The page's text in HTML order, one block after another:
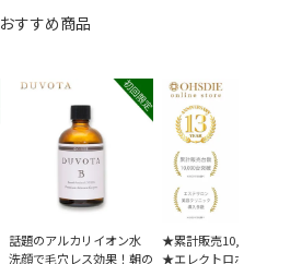
おすすめ商品
話題のアルカリイオン水
洗顔で毛穴レス効果！朝の
★累計販売10,000台突
★エレクトロポレーシ